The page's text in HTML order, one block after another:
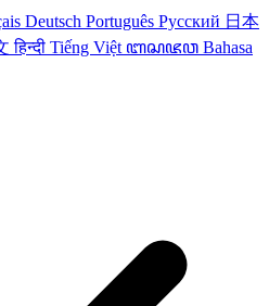
Deutsch Português Русский 日本
हिन्दी Tiếng Việt ꦧꦱꦗꦮ Bahasa